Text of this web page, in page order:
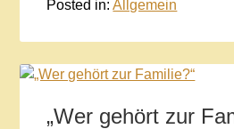
Posted in:Allgemein
„Wer gehört zur